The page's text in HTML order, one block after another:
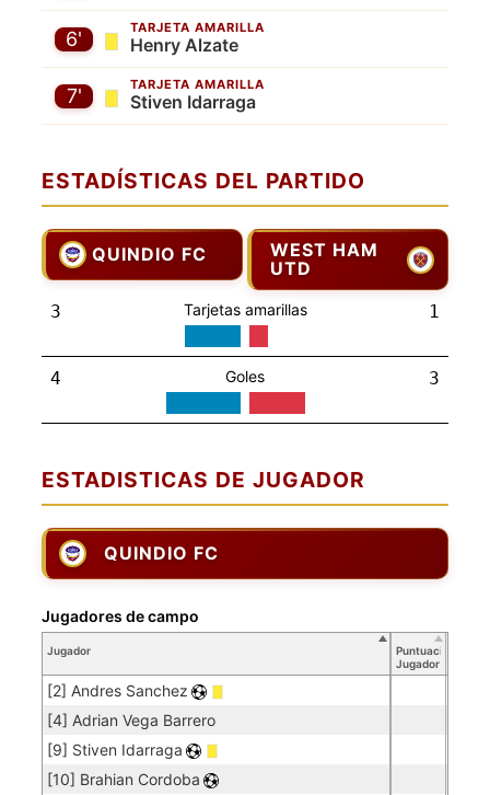
TARJETA AMARILLA
Henry Alzate
6'
TARJETA AMARILLA
Stiven Idarraga
7'
ESTADÍSTICAS DEL PARTIDO
QUINDIO FC
WEST HAM
UTD
3 Tarjetas amarillas 1
4 Goles 3
ESTADISTICAS DE JUGADOR
QUINDIO FC
Jugador
Puntuación
Jugador
[2] Andres Sanchez
[4] Adrian Vega Barrero
[9] Stiven Idarraga
[10] Brahian Cordoba
Jugadores de campo